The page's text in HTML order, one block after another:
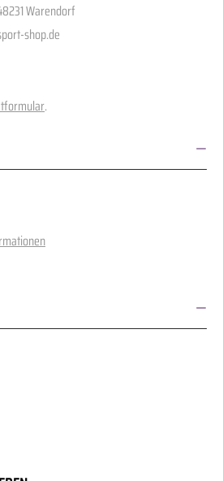
Warendorf
shop.de
.